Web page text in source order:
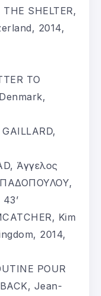
SHELTER,
2014,
TO
Άγγελος
Kim
2014,
POUR
Jean-